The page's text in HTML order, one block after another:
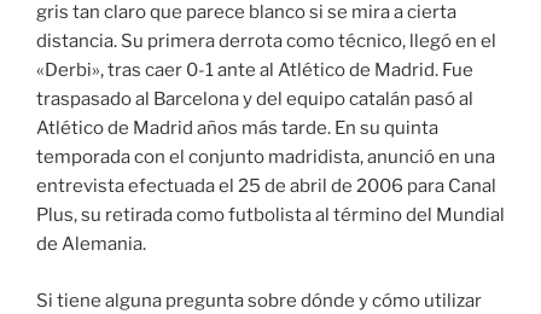
gris tan claro que parece blanco si se mira a cierta
distancia. Su primera derrota como técnico, llegó en el
«Derbi», tras caer 0-1 ante al Atlético de Madrid. Fue
traspasado al Barcelona y del equipo catalán pasó al
Atlético de Madrid años más tarde. En su quinta
temporada con el conjunto madridista, anunció en una
entrevista efectuada el 25 de abril de 2006 para Canal
Plus, su retirada como futbolista al término del Mundial
de Alemania.
Si tiene alguna pregunta sobre dónde y cómo utilizar